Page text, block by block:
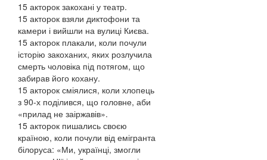
15 акторок закохані у театр.
15 акторок взяли диктофони та
камери і вийшли на вулиці Києва.
15 акторок плакали, коли почули
історію закоханих, яких розлучила
смерть чоловіка під потягом, що
забирав його кохану.
15 акторок сміялися, коли хлопець
з 90-х поділився, що головне, аби
«прилад не заіржавів».
15 акторок пишались своєю
країною, коли почули від емігранта
білоруса: «Ми, українці, змогли